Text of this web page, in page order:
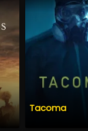
Tacoma